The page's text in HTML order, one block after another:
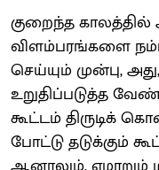
குறைந்த காலத்தில்
விளம்பரங்களை
செய்யும் முன்பு,
உறுதிப்படுத்த
கூட்டம் திருடிக்
போட்டு தடுக்கும்